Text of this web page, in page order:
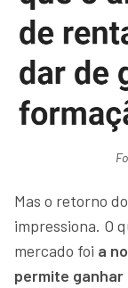
Mas o retorno
impressiona. O
mercado foi a
permite ganhar